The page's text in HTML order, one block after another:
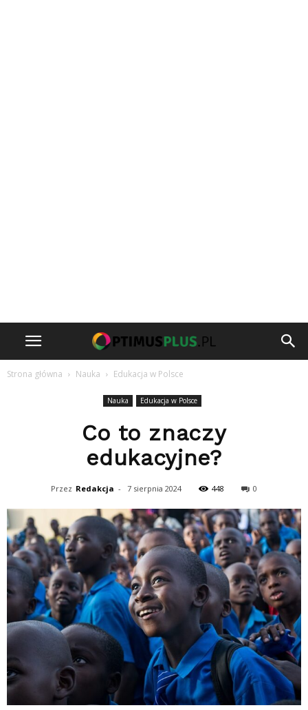
Strona główna Nauka Edukacja w Polsce
Nauka Edukacja w Polsce
Co to znaczy
edukacyjne?
Przez Redakcja - 7 sierpnia 2024 448 0